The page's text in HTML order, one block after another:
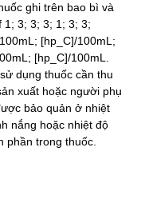
ghi trên bao bì và
3; 3; 3; 1; 3; 3;
[hp_C]/100mL;
[hp_C]/100mL.
dụng thuốc cần thu
xuất hoặc người phụ
bảo quản ở nhiệt
nắng hoặc nhiệt độ
phần trong thuốc.